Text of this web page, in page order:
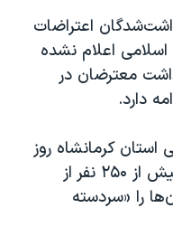
اعتراضات
اعلام نشده
معترضان در
دارد.
استان کرمانشاه روز
چهارشنبه ۲۷ آذرماه از دستگیری بیش از ۲۵۰ نفر از
را «سردسته